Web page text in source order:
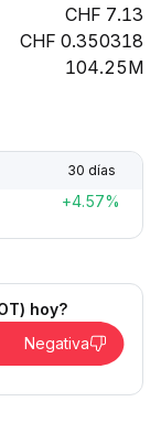
7.13
0.350318
104.25M
30 días
+4.57%
hoy?
Negativa